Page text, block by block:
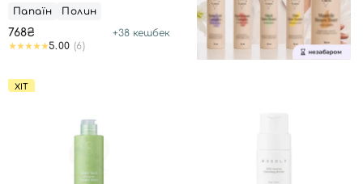
POWDER WASH
Папаїн Полин
768₴ +38 кешбек
5.00 (6)
ХІТ